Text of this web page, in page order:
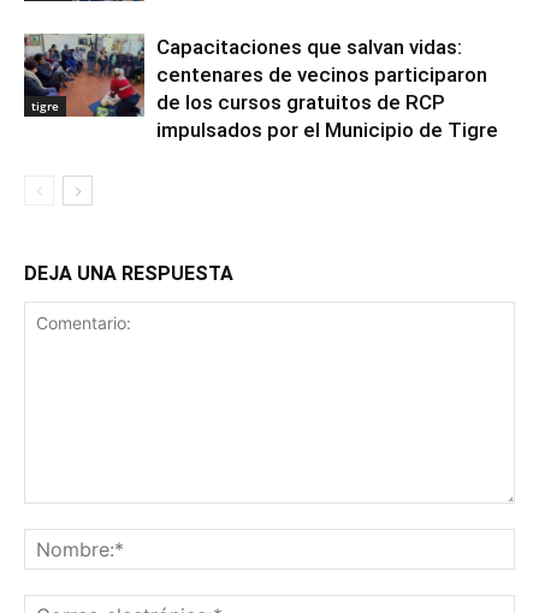
tigre
Capacitaciones que salvan vidas:
centenares de vecinos participaron
de los cursos gratuitos de RCP
impulsados por el Municipio de Tigre
DEJA UNA RESPUESTA